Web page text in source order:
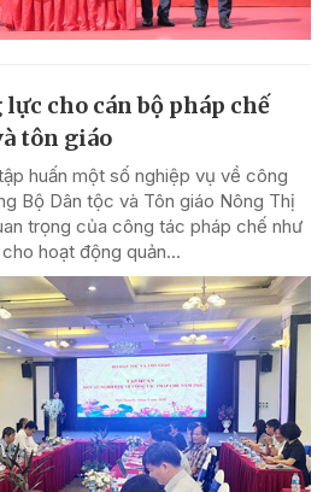
cho cán bộ pháp chế
tôn giáo
huấn một số nghiệp vụ về công
Bộ Dân tộc và Tôn giáo Nông Thị
trọng của công tác pháp chế như
hoạt động quản...